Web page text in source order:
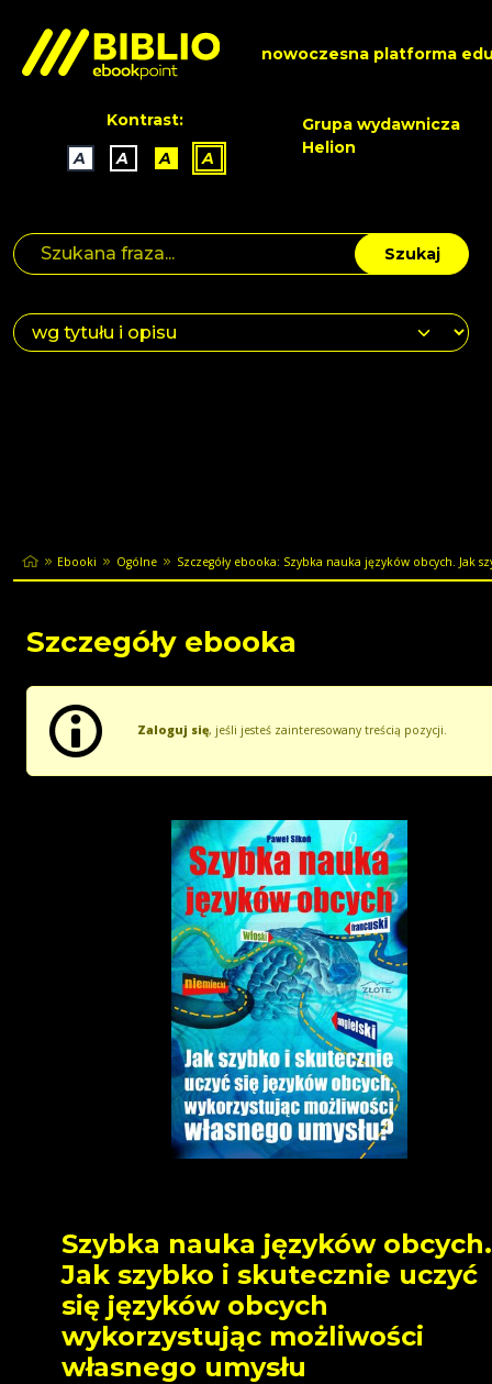
nowoczesna platforma
Kontrast:
A
A A A
Grupa wydawnicza
Helion
Szukaj
Ebooki Ogólne Szczegóły ebooka: Szybka nauka języków obcych. Jak
Szczegóły ebooka
Zaloguj się, jeśli jesteś zainteresowany treścią pozycji.
Szybka nauka języków obcych.
Jak szybko i skutecznie uczyć
się języków obcych
wykorzystując możliwości
własnego umysłu